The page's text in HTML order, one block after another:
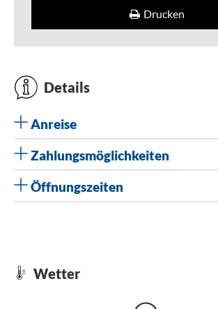
Drucken
Details
Anreise
Zahlungsmöglichkeiten
Öffnungszeiten
Wetter